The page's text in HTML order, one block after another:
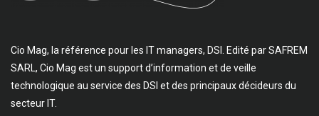
Cio Mag, la référence pour les IT managers, DSI. Edité par SAFREM
SARL, Cio Mag est un support d’information et de veille
technologique au service des DSI et des principaux décideurs du
secteur IT.